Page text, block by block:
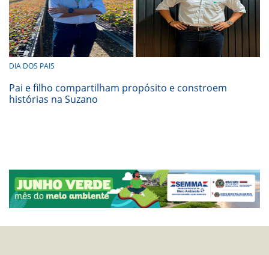
DIA DOS PAIS
Pai e filho compartilham propósito e constroem
histórias na Suzano